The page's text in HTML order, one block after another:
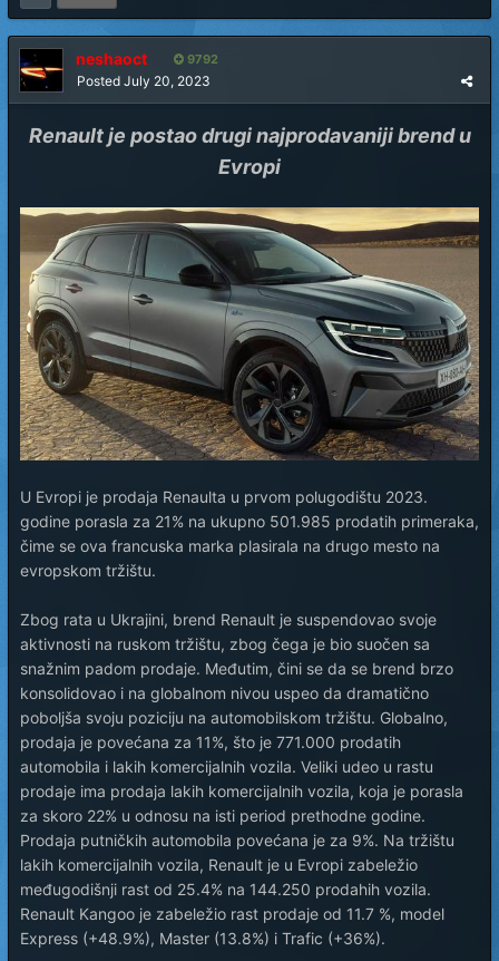
neshaoct 9792
Posted July 20, 2023
Renault je postao drugi najprodavaniji brend u
Evropi
U Evropi je prodaja Renaulta u prvom polugodištu 2023.
godine porasla za 21% na ukupno 501.985 prodatih primeraka,
čime se ova francuska marka plasirala na drugo mesto na
evropskom tržištu.
Zbog rata u Ukrajini, brend Renault je suspendovao svoje
aktivnosti na ruskom tržištu, zbog čega je bio suočen sa
snažnim padom prodaje. Međutim, čini se da se brend brzo
konsolidovao i na globalnom nivou uspeo da dramatično
poboljša svoju poziciju na automobilskom tržištu. Globalno,
prodaja je povećana za 11%, što je 771.000 prodatih
automobila i lakih komercijalnih vozila. Veliki udeo u rastu
prodaje ima prodaja lakih komercijalnih vozila, koja je porasla
za skoro 22% u odnosu na isti period prethodne godine.
Prodaja putničkih automobila povećana je za 9%. Na tržištu
lakih komercijalnih vozila, Renault je u Evropi zabeležio
međugodišnji rast od 25.4% na 144.250 prodahih vozila.
Renault Kangoo je zabeležio rast prodaje od 11.7 %, model
Express (+48.9%), Master (13.8%) i Trafic (+36%).